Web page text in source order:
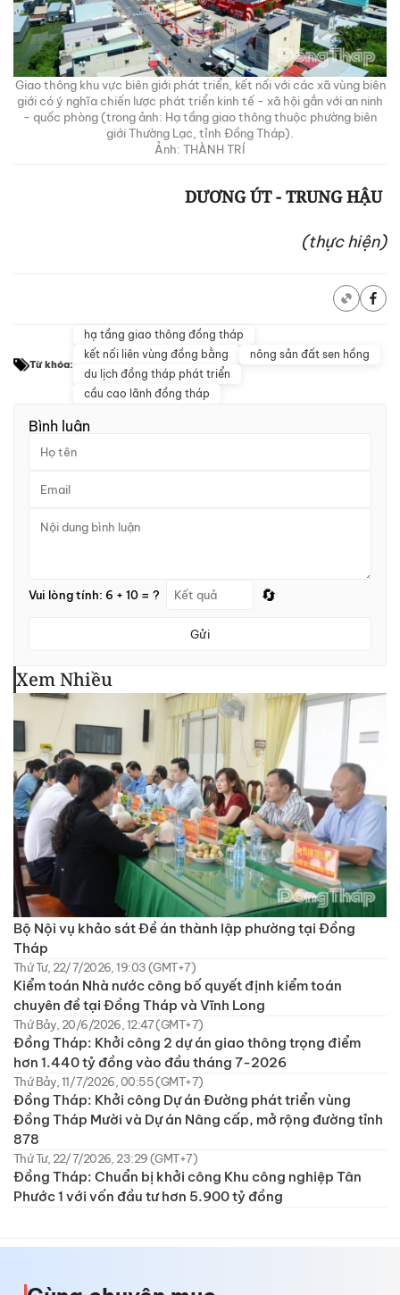
Giao thông khu vực biên giới phát triển, kết nối với các xã vùng biên
giới có ý nghĩa chiến lược phát triển kinh tế - xã hội gắn với an ninh
- quốc phòng (trong ảnh: Hạ tầng giao thông thuộc phường biên
giới Thường Lạc, tỉnh Đồng Tháp).
Ảnh: THÀNH TRÍ
DƯƠNG ÚT - TRUNG HẬU
(thực hiện)
Từ khóa:
hạ tầng giao thông đồng tháp
kết nối liên vùng đồng bằng
nông sản đất sen hồng
du lịch đồng tháp phát triển
cầu cao lãnh đồng tháp
Bình luận
Vui lòng tính: 6 + 10 = ? 🔄
Gửi
Xem Nhiều
Bộ Nội vụ khảo sát Đề án thành lập phường tại Đồng
Tháp
Thứ Tư, 22/7/2026, 19:03 (GMT+7)
Kiểm toán Nhà nước công bố quyết định kiểm toán
chuyên đề tại Đồng Tháp và Vĩnh Long
Thứ Bảy, 20/6/2026, 12:47 (GMT+7)
Đồng Tháp: Khởi công 2 dự án giao thông trọng điểm
hơn 1.440 tỷ đồng vào đầu tháng 7-2026
Thứ Bảy, 11/7/2026, 00:55 (GMT+7)
Đồng Tháp: Khởi công Dự án Đường phát triển vùng
Đồng Tháp Mười và Dự án Nâng cấp, mở rộng đường tỉnh
878
Thứ Tư, 22/7/2026, 23:29 (GMT+7)
Đồng Tháp: Chuẩn bị khởi công Khu công nghiệp Tân
Phước 1 với vốn đầu tư hơn 5.900 tỷ đồng